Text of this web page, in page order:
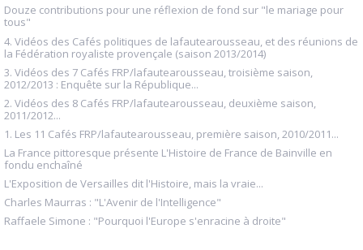
Douze contributions pour une réflexion de fond sur "le mariage pour
tous"
4. Vidéos des Cafés politiques de lafautearousseau, et des réunions de
la Fédération royaliste provençale (saison 2013/2014)
3. Vidéos des 7 Cafés FRP/lafautearousseau, troisième saison,
2012/2013 : Enquête sur la République...
2. Vidéos des 8 Cafés FRP/lafautearousseau, deuxième saison,
2011/2012...
1. Les 11 Cafés FRP/lafautearousseau, première saison, 2010/2011...
La France pittoresque présente L'Histoire de France de Bainville en
fondu enchaîné
L'Exposition de Versailles dit l'Histoire, mais la vraie...
Charles Maurras : "L'Avenir de l'Intelligence"
Raffaele Simone : "Pourquoi l'Europe s'enracine à droite"